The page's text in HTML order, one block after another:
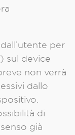
per
sul device
non verrà
dallo
di
già